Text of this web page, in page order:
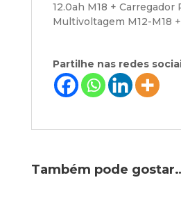
12.0ah M18 + Carregador
Multivoltagem M12-M18
Partilhe nas redes
Também pode